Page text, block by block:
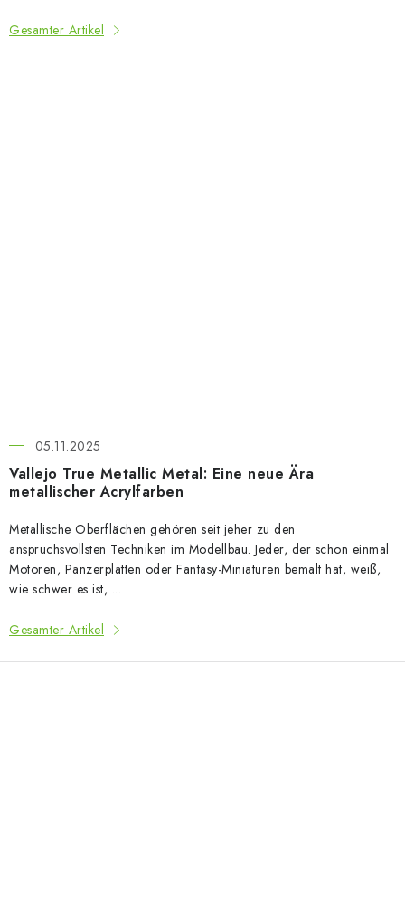
Gesamter Artikel
Vallejo True Metallic Metal: Eine neue Ära
metallischer Acrylfarben
05.11.2025
Metallische Oberflächen gehören seit jeher zu den
anspruchsvollsten Techniken im Modellbau. Jeder, der schon einmal
Motoren, Panzerplatten oder Fantasy-Miniaturen bemalt hat, weiß,
wie schwer es ist, ...
Gesamter Artikel